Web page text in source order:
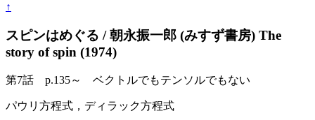
↑
スピンはめぐる / 朝永振一郎 (みすず書房) The
story of spin (1974)
第7話 p.135～ ベクトルでもテンソルでもない
パウリ方程式，ディラック方程式